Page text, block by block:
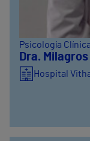
Psicología Clínica
Dra.
Hospital